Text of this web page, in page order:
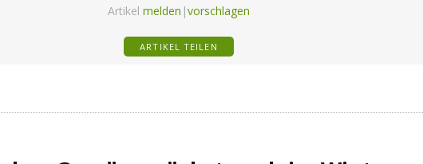
Artikel melden |vorschlagen
ARTIKEL TEILEN